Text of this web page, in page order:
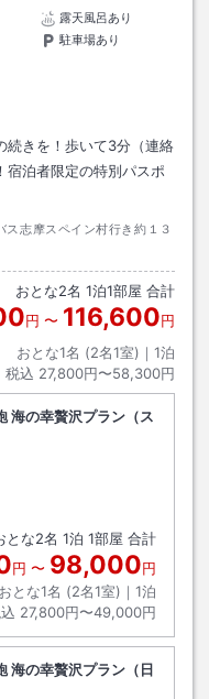
露天風呂あり
駐車場あり
続きを！歩いて3分（連絡
宿泊者限定の特別パスポ
志摩スペイン村行き約１３
おとな2名 1泊1部屋 合計
円 〜 116,600円
おとな1名 (2名1室)｜ 1泊
税込 27,800円〜58,300円
海の幸贅沢プラン（ス
とな2名 1泊 1部屋 合計
円 〜 98,000円
おとな1名 (2名1室)｜ 1泊
27,800円〜49,000円
海の幸贅沢プラン（日